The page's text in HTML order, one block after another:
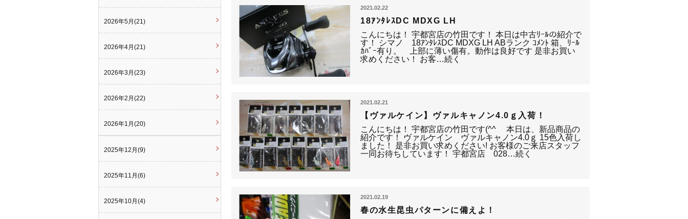
2021.02.22
18ｱﾝﾀﾚｽDC MDXG LH
こんにちは！ 宇都宮店の竹田です！ 本日は中古ﾘｰﾙの紹介で
す！ シマノ 18ｱﾝﾀﾚｽDC MDXG LH ABランク ｺﾒﾝﾄ 箱、ﾘｰﾙ
ｶﾊﾞｰ有り。 上部に薄い傷有。動作は良好です 是非お買い
求めください！ お客…続く
2021.02.21
【ヴァルケイン】ヴァルキャノン4.0ｇ入荷！
こんにちは！ 宇都宮店の竹田です(^^ゞ 本日は、新品商品の
紹介です！ ヴァルケイン ヴァルキャノン4.0ｇ 15色入荷し
ました！ 是非お買い求めください! お客様のご来店スタッフ
一同お待ちしています！ 宇都宮店 028…続く
2021.02.19
春の水生昆虫パターンに備えよ！
2026年5月(21)
2026年4月(21)
2026年3月(23)
2026年2月(22)
2026年1月(20)
2025年12月(9)
2025年11月(6)
2025年10月(4)